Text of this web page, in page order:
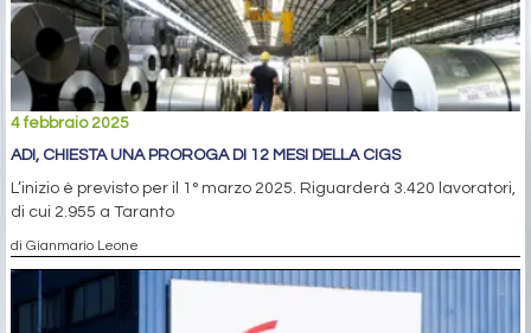
4 febbraio 2025
ADI, CHIESTA UNA PROROGA DI 12 MESI DELLA CIGS
L’inizio è previsto per il 1° marzo 2025. Riguarderà 3.420 lavoratori,
di cui 2.955 a Taranto
di Gianmario Leone